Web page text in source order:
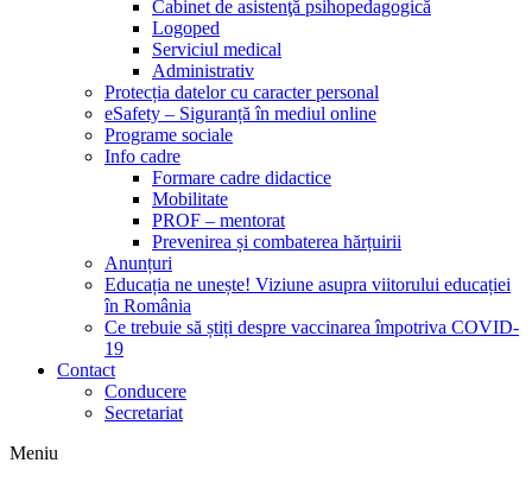
Cabinet de asistenţă psihopedagogică
Logoped
Serviciul medical
Administrativ
Protecția datelor cu caracter personal
eSafety – Siguranță în mediul online
Programe sociale
Info cadre
Formare cadre didactice
Mobilitate
PROF – mentorat
Prevenirea și combaterea hărțuirii
Anunțuri
Educația ne unește! Viziune asupra viitorului educației
în România
Ce trebuie să știți despre vaccinarea împotriva COVID-
19
Contact
Conducere
Secretariat
Meniu